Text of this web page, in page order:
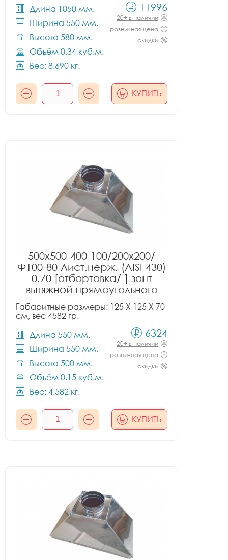
Длина 1050 мм.
Ширина 550 мм.
Высота 580 мм.
Объём 0.34 куб.м.
Вес: 8.690 кг.
11996
20+ в наличии
розничная цена
скидки
КУПИТЬ
500x500-400-100/200x200/
Ф100-80 Лист.нерж. (AISI 430)
0.70 [отбортовка/-] зонт
вытяжной прямоугольного
Габаритные размеры: 125 X 125 X 70
см, вес 4582 гр.
Длина 550 мм.
Ширина 550 мм.
Высота 500 мм.
Объём 0.15 куб.м.
Вес: 4.582 кг.
6324
20+ в наличии
розничная цена
скидки
КУПИТЬ